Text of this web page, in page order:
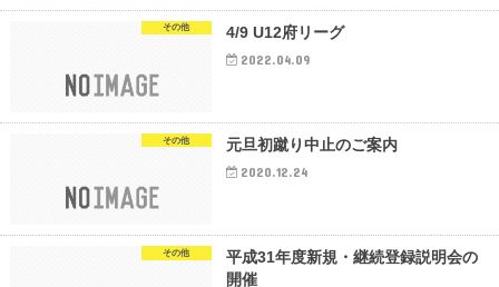
その他 4/9 U12府リーグ
2022.04.09
その他 元旦初蹴り中止のご案内
2020.12.24
その他
平成31年度新規・継続登録説明会の
開催